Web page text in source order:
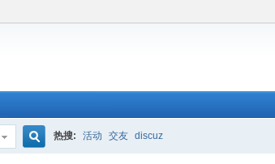
热搜: 活动 交友 discuz